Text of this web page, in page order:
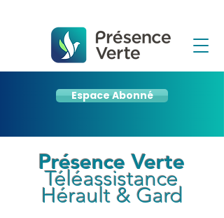
Espace Abonné
Présence Verte
Téléassistance
Hérault & Gard